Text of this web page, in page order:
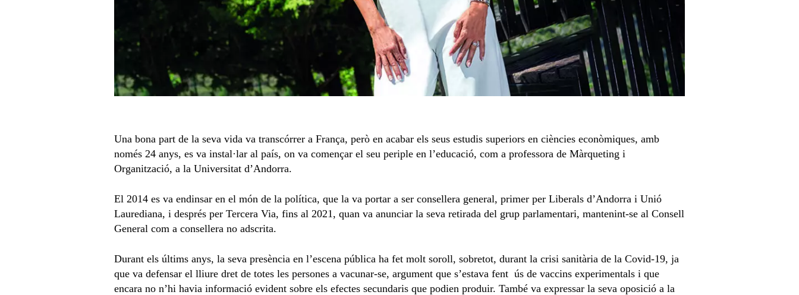
Una bona part de la seva vida va transcórrer a França, però en acabar els seus estudis superiors en ciències econòmiques, amb
només 24 anys, es va instal·lar al país, on va començar el seu periple en l’educació, com a professora de Màrqueting i
Organització, a la Universitat d’Andorra.
El 2014 es va endinsar en el món de la política, que la va portar a ser consellera general, primer per Liberals d’Andorra i Unió
Laurediana, i després per Tercera Via, fins al 2021, quan va anunciar la seva retirada del grup parlamentari, mantenint-se al Consell
General com a consellera no adscrita.
Durant els últims anys, la seva presència en l’escena pública ha fet molt soroll, sobretot, durant la crisi sanitària de la Covid-19, ja
que va defensar el lliure dret de totes les persones a vacunar-se, argument que s’estava fent ús de vaccins experimentals i que
encara no n’hi havia informació evident sobre els efectes secundaris que podien produir. També va expressar la seva oposició a la